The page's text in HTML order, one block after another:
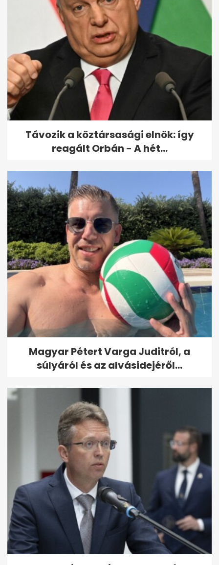
Távozik a köztársasági elnök: így
reagált Orbán - A hét...
Magyar Pétert Varga Juditról, a
súlyáról és az alvásidejéről...